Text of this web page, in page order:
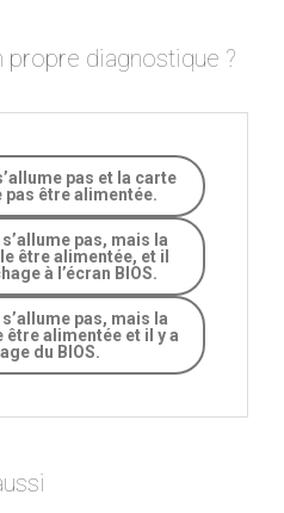
diagnostique ?
pas et la carte
pas être alimentée.
pas, mais la
être alimentée, et il
à l’écran BIOS.
pas, mais la
alimentée et il y a
du BIOS.